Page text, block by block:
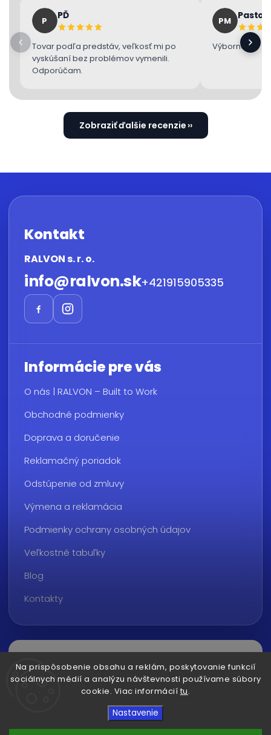
Na prispôsobenie obsahu a reklám, poskytovanie funkcií
sociálnych médií a analýzu návštevnosti používame súbory
cookie. Viac informácií tu.
Nastavenie
P PĎ
Tovar podľa predstáv, veľkosť mi po
vyskúšaní bez problémov vymenili.
Odporúčam.
PM
Výborne 👌
Zobraziť ďalšie recenzie
Kontakt
RALVON s. r. o.
info@ralvon.sk+421915905335
Informácie pre vás
O nás | RALVON – Built to Work
Obchodné podmienky
Doprava a doručenie
Reklamačný poriadok
Odstúpenie od zmluvy
Výmena a reklamácia
Podmienky ochrany osobných údajov
Veľkostné tabuľky
Blog
Kontakty
ralvon.sk. Všetky práva vyhradené.
Upraviť nastavenie cookies